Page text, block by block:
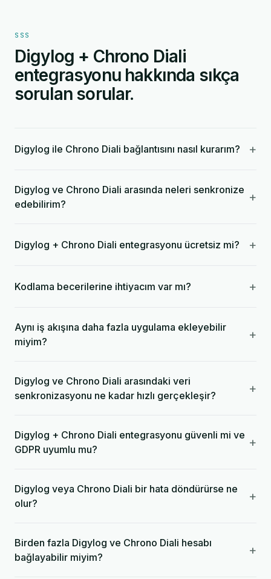
SSS
Digylog + Chrono Diali
entegrasyonu hakkında sıkça
sorulan sorular.
Digylog ile Chrono Diali bağlantısını nasıl kurarım? +
Digylog ve Chrono Diali arasında neleri senkronize
edebilirim?
+
Digylog + Chrono Diali entegrasyonu ücretsiz mi? +
Kodlama becerilerine ihtiyacım var mı? +
Aynı iş akışına daha fazla uygulama ekleyebilir
miyim?
+
Digylog ve Chrono Diali arasındaki veri
senkronizasyonu ne kadar hızlı gerçekleşir?
+
Digylog + Chrono Diali entegrasyonu güvenli mi ve
GDPR uyumlu mu?
+
Digylog veya Chrono Diali bir hata döndürürse ne
olur?
+
Birden fazla Digylog ve Chrono Diali hesabı
bağlayabilir miyim?
+